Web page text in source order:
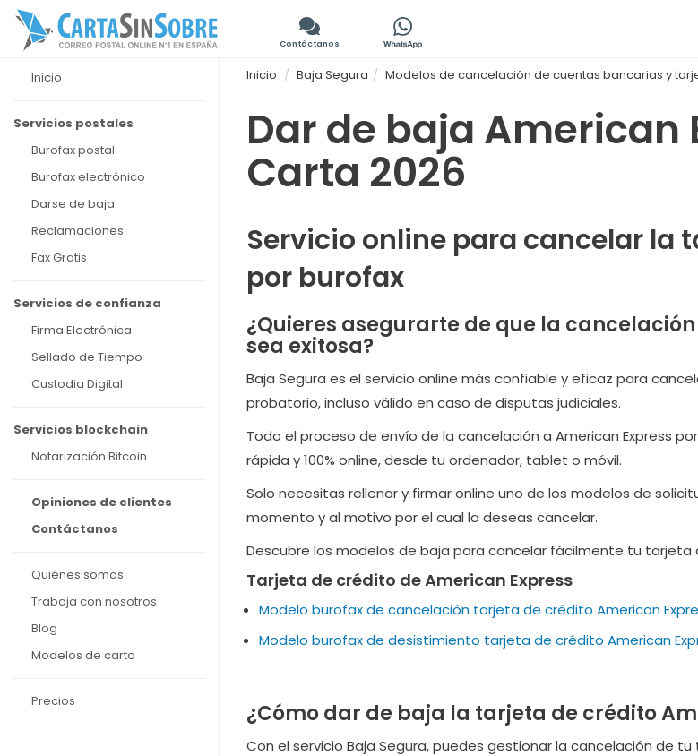
Contáctanos
Inicio
Servicios postales
Burofax postal
Burofax electrónico
Darse de baja
Reclamaciones
Fax Gratis
Servicios de confianza
Firma Electrónica
Sellado de Tiempo
Custodia Digital
Servicios blockchain
Notarización Bitcoin
Opiniones de clientes
Contáctanos
Quiénes somos
Trabaja con nosotros
Blog
Modelos de carta
Precios
Inicio Baja Segura Modelos de cancelación de cuentas bancarias y
Dar de baja American
Carta 2026
Servicio online para cancelar la
por burofax
¿Quieres asegurarte de que la
sea exitosa?
Baja Segura es el servicio online más confiable y eficaz para
probatorio, incluso válido en caso de disputas judiciales.
Todo el proceso de envío de la cancelación a American Express
rápida y 100% online, desde tu ordenador, tablet o móvil.
Solo necesitas rellenar y firmar online uno de los modelos de
momento y al motivo por el cual la deseas cancelar.
Descubre los modelos de baja para cancelar fácilmente tu tarjeta
Tarjeta de crédito de American Express
Modelo burofax de cancelación tarjeta de crédito American
Modelo burofax de desistimiento tarjeta de crédito American
¿Cómo dar de baja la tarjeta de crédito
Con el servicio Baja Segura, puedes gestionar la cancelación de